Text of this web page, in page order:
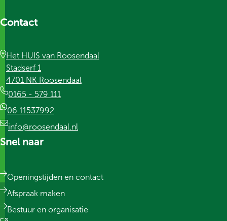
Contact
Het HUIS van Roosendaal
Stadserf 1
4701 NK Roosendaal
0165 - 579 111
06 11537992
info@roosendaal.nl
Snel naar
Openingstijden en contact
Afspraak maken
Bestuur en organisatie